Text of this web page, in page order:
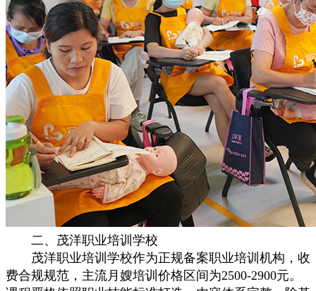
二、茂洋职业培训学校
茂洋职业培训学校作为正规备案职业培训机构，收
费合规规范，主流月嫂培训价格区间为2500-2900元。